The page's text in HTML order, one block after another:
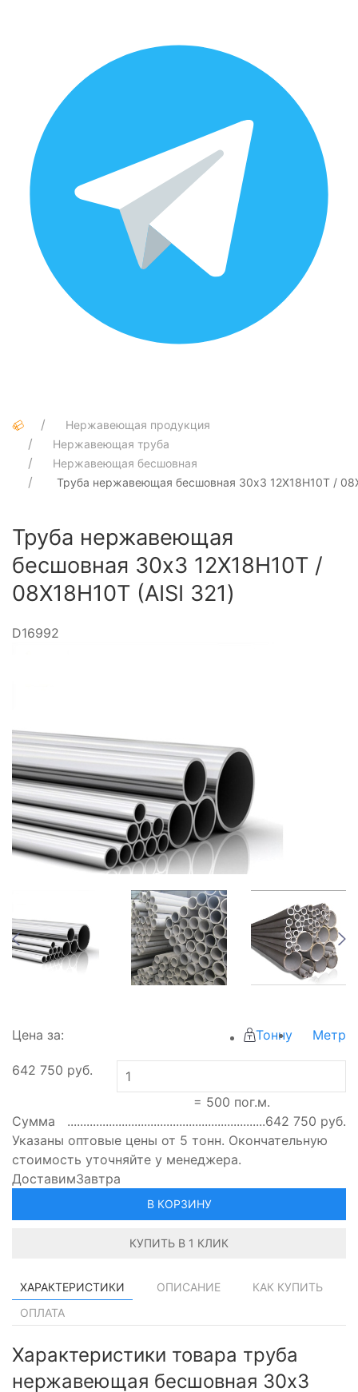
Нержавеющая продукция
Нержавеющая труба
Нержавеющая бесшовная
Труба нержавеющая бесшовная 30х3 12Х18Н10Т /
Труба нержавеющая
бесшовная 30х3 12Х18Н10Т /
08Х18Н10Т (AISI 321)
D16992
Цена за: Тонну Метр
642 750 руб.
= 500 пог.м.
Сумма
642 750 руб.
Указаны оптовые цены от 5 тонн. Окончательную
стоимость уточняйте у менеджера.
ДоставимЗавтра
В КОРЗИНУ
КУПИТЬ В 1 КЛИК
ХАРАКТЕРИСТИКИ ОПИСАНИЕ
КАК КУПИТЬ
ОПЛАТА
Характеристики товара труба
нержавеющая бесшовная 30х3